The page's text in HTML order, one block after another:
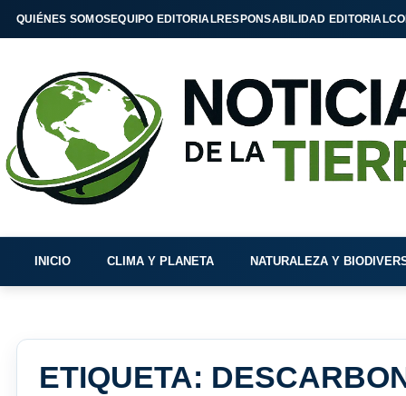
QUIÉNES SOMOSEQUIPO EDITORIALRESPONSABILIDAD EDITORIAL
INICIO CLIMA Y PLANETA NATURALEZA Y
ETIQUETA: